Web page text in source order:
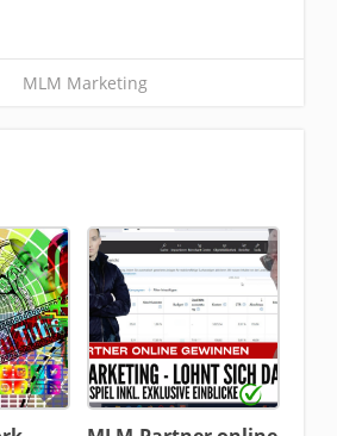
MLM Marketing